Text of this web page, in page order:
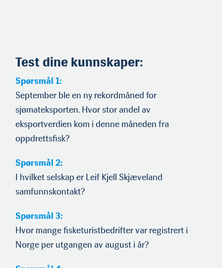
Test dine kunnskaper:
Spørsmål 1:
September ble en ny rekordmåned for
sjømateksporten. Hvor stor andel av
eksportverdien kom i denne måneden fra
oppdrettsfisk?
Spørsmål 2:
I hvilket selskap er Leif Kjell Skjæveland
samfunnskontakt?
Spørsmål 3:
Hvor mange fisketuristbedrifter var registrert i
Norge per utgangen av august i år?